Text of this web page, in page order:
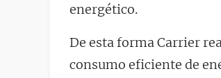
energético.
De esta forma Carrier
consumo eficiente de